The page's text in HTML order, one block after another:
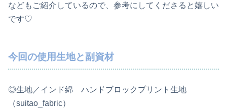
などもご紹介しているので、参考にしてくださると嬉しい
です♡
今回の使用生地と副資材
◎生地／インド綿 ハンドブロックプリント生地
（suitao_fabric）